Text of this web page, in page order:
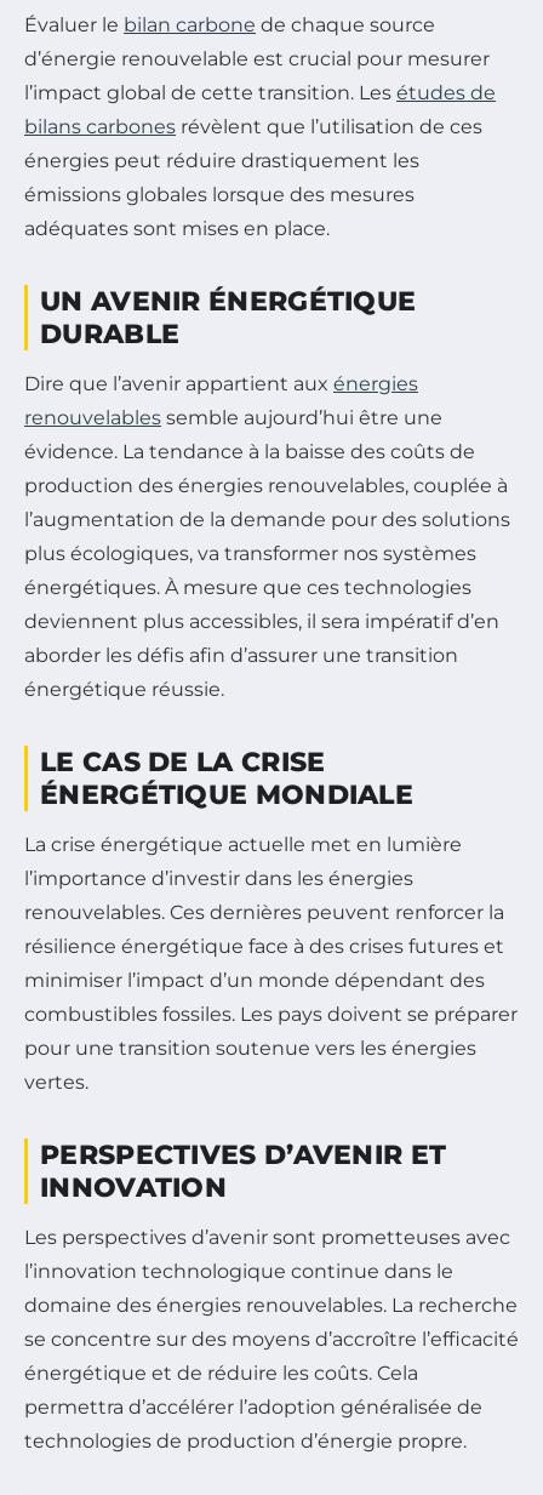
Évaluer le bilan carbone de chaque source
d’énergie renouvelable est crucial pour mesurer
l’impact global de cette transition. Les études de
bilans carbones révèlent que l’utilisation de ces
énergies peut réduire drastiquement les
émissions globales lorsque des mesures
adéquates sont mises en place.
UN AVENIR ÉNERGÉTIQUE
DURABLE
Dire que l’avenir appartient aux énergies
renouvelables semble aujourd’hui être une
évidence. La tendance à la baisse des coûts de
production des énergies renouvelables, couplée à
l’augmentation de la demande pour des solutions
plus écologiques, va transformer nos systèmes
énergétiques. À mesure que ces technologies
deviennent plus accessibles, il sera impératif d’en
aborder les défis afin d’assurer une transition
énergétique réussie.
LE CAS DE LA CRISE
ÉNERGÉTIQUE MONDIALE
La crise énergétique actuelle met en lumière
l’importance d’investir dans les énergies
renouvelables. Ces dernières peuvent renforcer la
résilience énergétique face à des crises futures et
minimiser l’impact d’un monde dépendant des
combustibles fossiles. Les pays doivent se préparer
pour une transition soutenue vers les énergies
vertes.
PERSPECTIVES D’AVENIR ET
INNOVATION
Les perspectives d’avenir sont prometteuses avec
l’innovation technologique continue dans le
domaine des énergies renouvelables. La recherche
se concentre sur des moyens d’accroître l’efficacité
énergétique et de réduire les coûts. Cela
permettra d’accélérer l’adoption généralisée de
technologies de production d’énergie propre.